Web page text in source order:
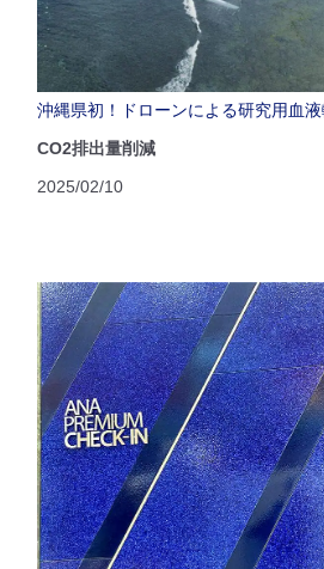
沖縄県初！ドローンによる研究用血
CO2排出量削減
2025/02/10